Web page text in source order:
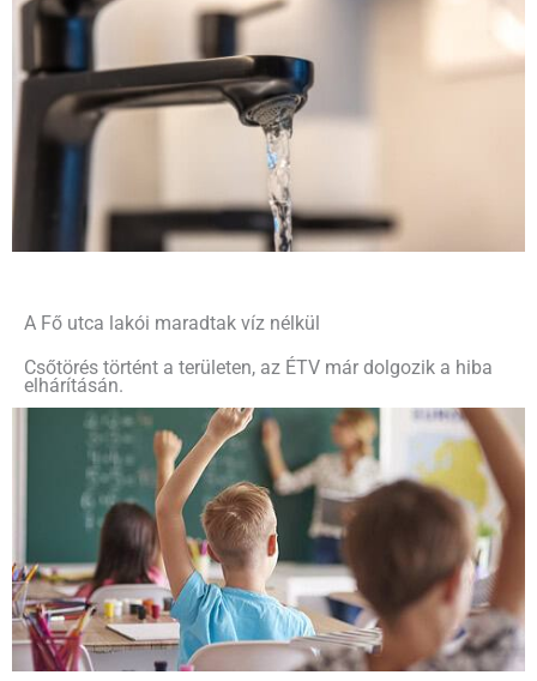
A Fő utca lakói maradtak víz nélkül
Csőtörés történt a területen, az ÉTV már dolgozik a hiba
elhárításán.